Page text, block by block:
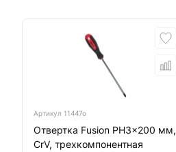
Артикул 11447о
Отвертка Fusion PH3x200 мм,
CrV, трехкомпонентная